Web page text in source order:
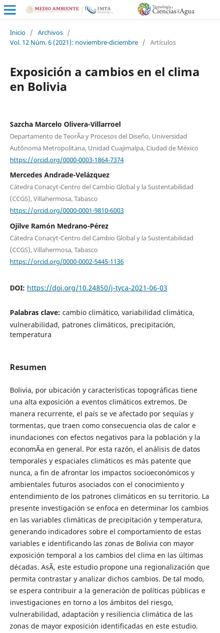
Inicio / Archivos /
Vol. 12 Núm. 6 (2021): noviembre-diciembre / Artículos
Exposición a cambios en el clima
en Bolivia
Sazcha Marcelo Olivera-Villarroel
Departamento de TeorÃ­a y Procesos del Diseño, Universidad
Autónoma Metropolitana, Unidad Cuajimalpa, Ciudad de México
https://orcid.org/0000-0003-1864-7374
Mercedes Andrade-Velázquez
Cátedra Conacyt-Centro del Cambio Global y la Sustentabilidad
(CCGS), Villahermosa, Tabasco
https://orcid.org/0000-0001-9810-6003
Ojilve Ramón Medrano-Pérez
Cátedra Conacyt-Centro del Cambio Global y la Sustentabilidad
(CCGS), Villahermosa, Tabasco
https://orcid.org/0000-0002-5445-1136
DOI: https://doi.org/10.24850/j-tyca-2021-06-03
Palabras clave: cambio climático, variabilidad climática,
vulnerabilidad, patrones climáticos, precipitación,
temperatura
Resumen
Bolivia, por ubicación y características topográficas tiene
una alta exposición a eventos climáticos extremos. De
manera recurrente, el país se ve afectado por sequías y
tormentas, que traen como consecuencia olas de calor e
inundaciones con efectos negativos para la población y la
economÃ­a en general. Por esta razón, el análisis de datos
temporales y espaciales climáticos es más patente que
nunca, a fin de afrontar los impactos socioeconómicos y
ambientales futuros asociados con el conocimiento y
entendimiento de los patrones climáticos en su territorio. La
presente investigación se enfoca en determinar los cambios
en las variables climáticas de precipitación y temperatura,
generando indicadores sobre el comportamiento de estas
variables e identificando las zonas de Bolivia con mayor
exposición temporal a los cambios del clima en las últimas
décadas. AsÃ­, este estudio propone una regionalización que
permita contrastar y analizar dichos cambios. De tal modo,
se espera contribuir a la generación de políticas públicas e
investigaciones en torno a los ámbitos del riesgo,
vulnerabilidad, adaptación y resiliencia climática de las
zonas de mayor exposición identificadas en este estudio.